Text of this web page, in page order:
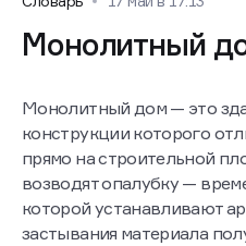
Монолитный
Монолитный дом — это
конструкции которого
прямо на строительной
возводят опалубку —
которой устанавливают
застывания материала